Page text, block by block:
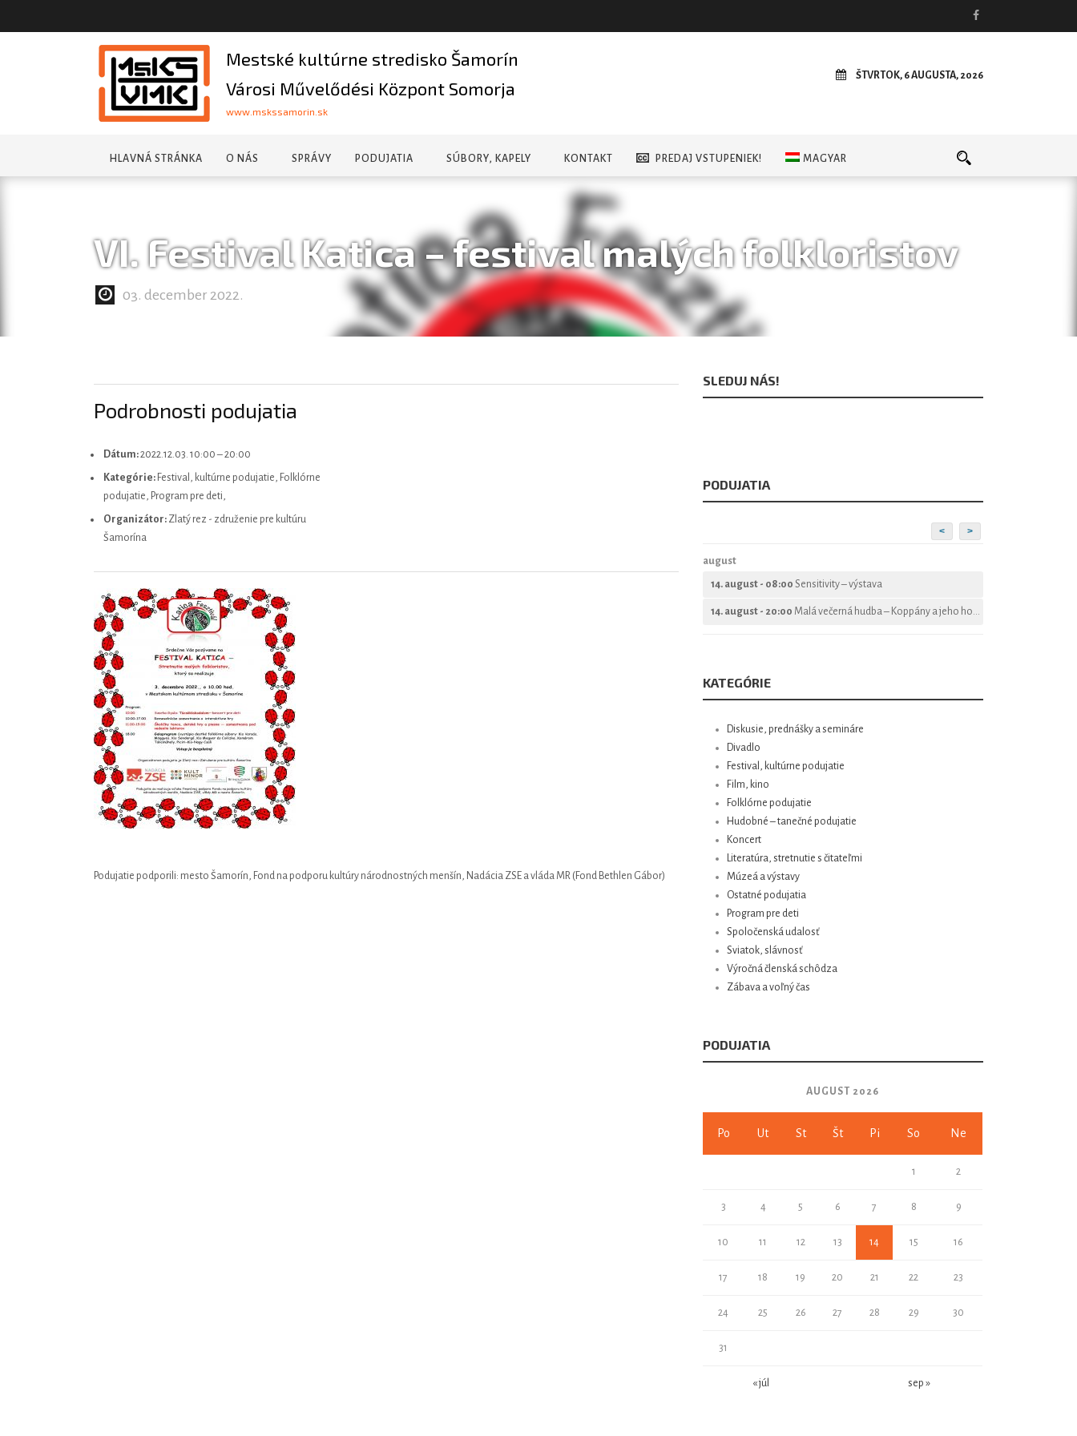
Mestské kultúrne stredisko Šamorín
Városi Művelődési Központ Somorja
www.mskssamorin.sk
ŠTVRTOK, 6 AUGUSTA, 2026
HLAVNÁ STRÁNKA O NÁS SPRÁVY PODUJATIA SÚBORY, KAPELY KONTAKT PREDAJ VSTUPENIEK! MAGYAR
VI. Festival Katica – festival malých folkloristov
03. december 2022.
Podrobnosti podujatia
Dátum:2022.12.03. 10:00–20:00
Kategórie: Festival, kultúrne podujatie, Folklórne
podujatie, Program pre deti,
Organizátor: Zlatý rez - združenie pre kultúru
Šamorína
Podujatie podporili: mesto Šamorín, Fond na podporu kultúry národnostných menšín, Nadácia ZSE a vláda MR (Fond Bethlen Gábor)
SLEDUJ NÁS!
PODUJATIA
< >
august
14. august - 08:00 Sensitivity – výstava
14. august - 20:00 Malá večerná hudba – Koppány a jeho hostia
KATEGÓRIE
Diskusie, prednášky a semináre
Divadlo
Festival, kultúrne podujatie
Film, kino
Folklórne podujatie
Hudobné – tanečné podujatie
Koncert
Literatúra, stretnutie s čitateľmi
Múzeá a výstavy
Ostatné podujatia
Program pre deti
Spoločenská udalosť
Sviatok, slávnosť
Výročná členská schôdza
Zábava a voľný čas
PODUJATIA
AUGUST 2026
Po Ut St Št Pi So Ne
1 2
3 4 5 6 7 8 9
10 11 12 13 14 15 16
17 18 19 20 21 22 23
24 25 26 27 28 29 30
31
« júl sep »